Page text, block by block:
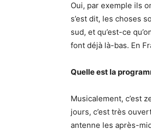
Oui, par exemple ils
s’est dit, les choses
sud, et qu’est-ce
font déjà là-bas. En
Quelle est la
Musicalement, c’est
jours, c’est très
antenne les après-